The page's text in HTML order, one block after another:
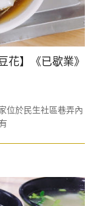
花】《已歇業》
位於民生社區巷弄內